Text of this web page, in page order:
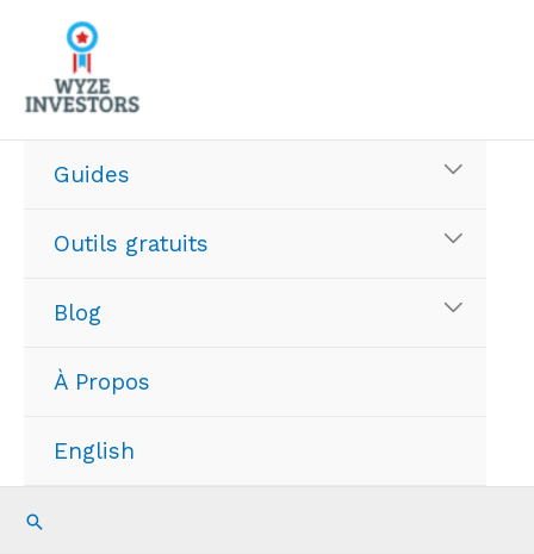
contenu
Guides
Outils gratuits
Blog
À Propos
English
Recherche